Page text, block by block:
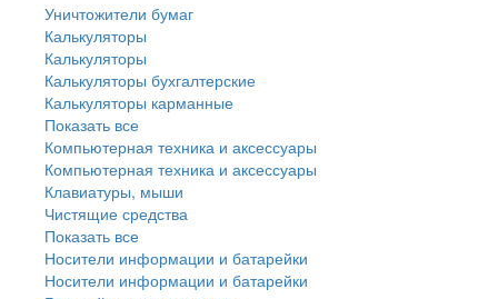
Уничтожители бумаг
Калькуляторы
Калькуляторы
Калькуляторы бухгалтерские
Калькуляторы карманные
Показать все
Компьютерная техника и аксессуары
Компьютерная техника и аксессуары
Клавиатуры, мыши
Чистящие средства
Показать все
Носители информации и батарейки
Носители информации и батарейки